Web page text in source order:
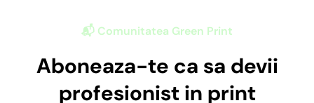
📬 Comunitatea Green Print
Aboneaza-te ca sa devii
profesionist in print